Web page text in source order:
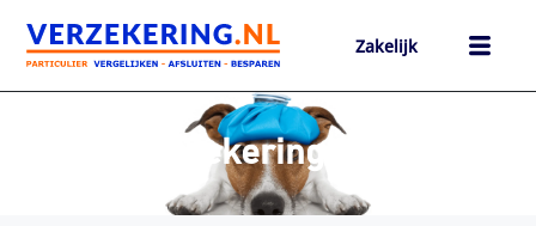
naar
inhoud
Zakelijk
Dierenverzekering.nl